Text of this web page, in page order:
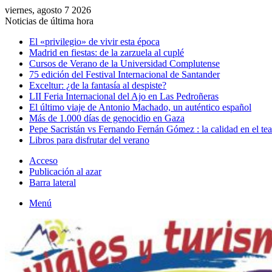
viernes, agosto 7 2026
Noticias de última hora
El «privilegio» de vivir esta época
Madrid en fiestas: de la zarzuela al cuplé
Cursos de Verano de la Universidad Complutense
75 edición del Festival Internacional de Santander
Exceltur: ¿de la fantasía al despiste?
LII Feria Internacional del Ajo en Las Pedroñeras
El último viaje de Antonio Machado, un auténtico español
Más de 1.000 días de genocidio en Gaza
Pepe Sacristán vs Fernando Fernán Gómez : la calidad en el
Libros para disfrutar del verano
Acceso
Publicación al azar
Barra lateral
Menú